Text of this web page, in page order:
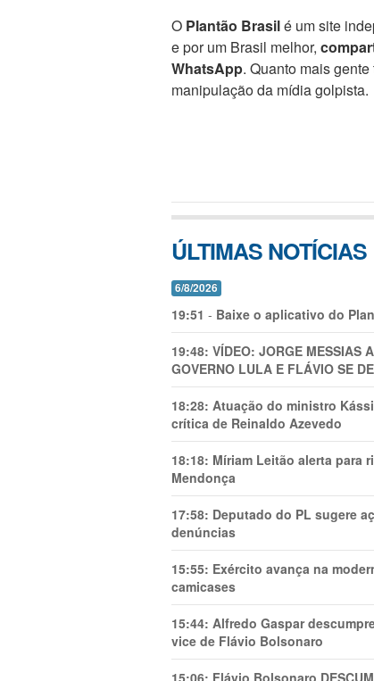
O Plantão Brasilé um site
e por um Brasil melhor,
WhatsApp. Quanto mais
manipulação da mídia golpista.
ÚLTIMAS NOTÍCIAS
6/8/2026
19:51 - Baixe o aplicativo do
19:48: VÍDEO: JORGE MESSIAS
GOVERNO LULA E FLÁVIO SE
18:28: Atuação do ministro
crítica de Reinaldo Azevedo
18:18: Míriam Leitão alerta para
Mendonça
17:58: Deputado do PL sugere
denúncias
15:55: Exército avança na
camicases
15:44: Alfredo Gaspar
vice de Flávio Bolsonaro
15:06: Flávio Bolsonaro